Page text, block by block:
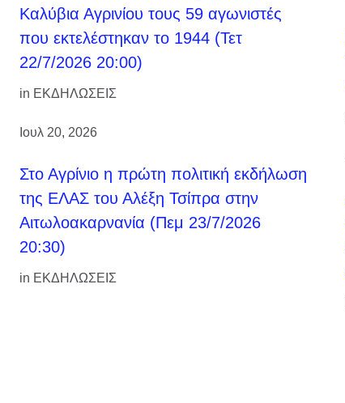
Καλύβια Αγρινίου τους 59 αγωνιστές
που εκτελέστηκαν το 1944 (Τετ
22/7/2026 20:00)
in ΕΚΔΗΛΩΣΕΙΣ
Ιουλ 20, 2026
Στο Αγρίνιο η πρώτη πολιτική εκδήλωση
της ΕΛΑΣ του Αλέξη Τσίπρα στην
Αιτωλοακαρνανία (Πεμ 23/7/2026
20:30)
in ΕΚΔΗΛΩΣΕΙΣ